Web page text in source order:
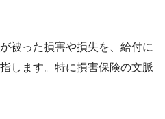
被った損害や損失を、給付に
します。特に損害保険の文脈